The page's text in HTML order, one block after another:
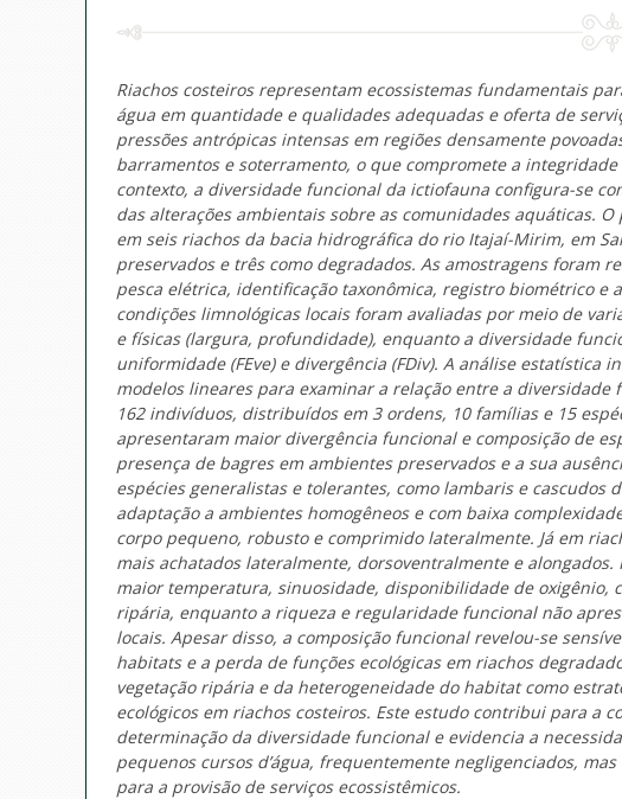
Riachos costeiros representam ecossistemas fundamentais
água em quantidade e qualidades adequadas e oferta de
pressões antrópicas intensas em regiões densamente
barramentos e soterramento, o que compromete a
contexto, a diversidade funcional da ictiofauna configura-se
das alterações ambientais sobre as comunidades aquáticas.
em seis riachos da bacia hidrográfica do rio Itajaí-Mirim, em
preservados e três como degradados. As amostragens foram
pesca elétrica, identificação taxonômica, registro biométrico e
condições limnológicas locais foram avaliadas por meio de
e físicas (largura, profundidade), enquanto a diversidade
uniformidade (FEve) e divergência (FDiv). A análise
modelos lineares para examinar a relação entre a
162 indivíduos, distribuídos em 3 ordens, 10 famílias e 15
apresentaram maior divergência funcional e composição de
presença de bagres em ambientes preservados e a sua
espécies generalistas e tolerantes, como lambaris e
adaptação a ambientes homogêneos e com baixa
corpo pequeno, robusto e comprimido lateralmente. Já em
mais achatados lateralmente, dorsoventralmente e
maior temperatura, sinuosidade, disponibilidade de oxigênio,
ripária, enquanto a riqueza e regularidade funcional não
locais. Apesar disso, a composição funcional revelou-se
habitats e a perda de funções ecológicas em riachos
vegetação ripária e da heterogeneidade do habitat como
ecológicos em riachos costeiros. Este estudo contribui para a
determinação da diversidade funcional e evidencia a
pequenos cursos d’água, frequentemente negligenciados,
para a provisão de serviços ecossistêmicos.